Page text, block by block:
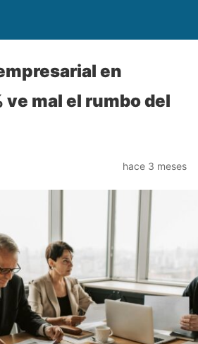
en
ve mal el rumbo del
hace 3 meses